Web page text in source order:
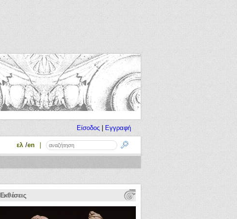
Είσοδος Εγγραφή
ελ en
Εκθέσεις